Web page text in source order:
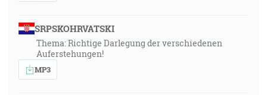
SRPSKOHRVATSKI
Thema: Richtige Darlegung der verschiedenen
Auferstehungen!
MP3